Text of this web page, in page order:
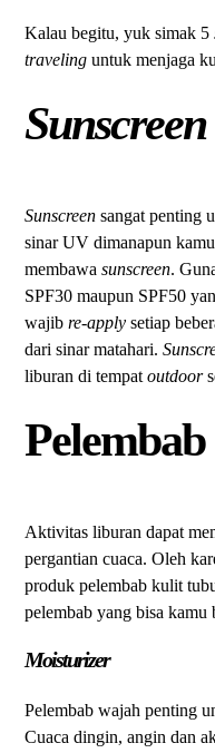
Kalau begitu, yuk simak 5
travelinguntuk menjaga
Sunscreen
Sunscreen sangat penting
sinar UV dimanapun
membawasunscreen.
SPF30 maupun SPF50
wajibre-applysetiap
dari sinar matahari.
liburan di tempatoutdoor
Pelembab
Aktivitas liburan dapat
pergantian cuaca. Oleh
produk pelembab kulit
pelembab yang bisa kamu
Moisturizer
Pelembab wajah penting
Cuaca dingin, angin dan